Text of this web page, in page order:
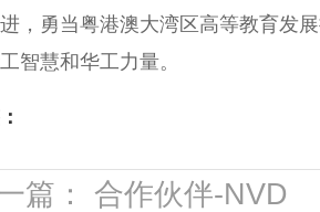
，勇当粤港澳大湾区高等教育发
智慧和华工力量。
篇： 合作伙伴-NVD